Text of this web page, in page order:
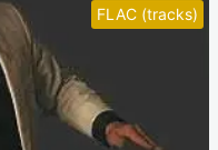
FLAC (tracks)